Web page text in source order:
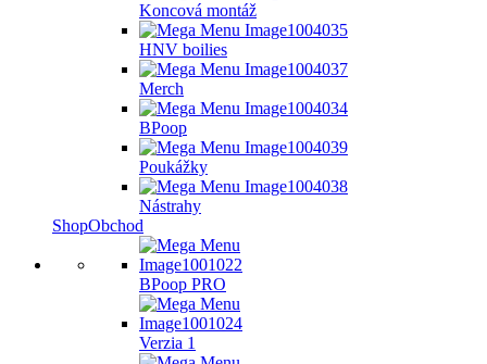
Koncová montáž
HNV boilies
Merch
BPoop
Poukážky
Nástrahy
ShopObchod
BPoop PRO
Verzia 1